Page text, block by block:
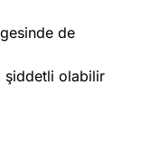
de
şiddetli olabilir